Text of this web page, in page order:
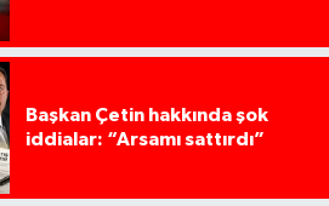
Başkan Çetin hakkında şok
iddialar: “Arsamı sattırdı”